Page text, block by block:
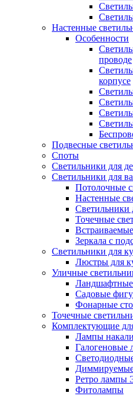
Настенные
Особенности
проводе
корпусе
Подвесные
Споты
Светильники для
Светильники для
Потолочные
Настенные
Светильники
Точечные
Зеркала с
Светильники для
Люстры для
Уличные
Ландшафтные
Садовые
Фонарные
Точечные
Комплектующие
Лампы
Галогеновые
Ретро лампы
Фитолампы